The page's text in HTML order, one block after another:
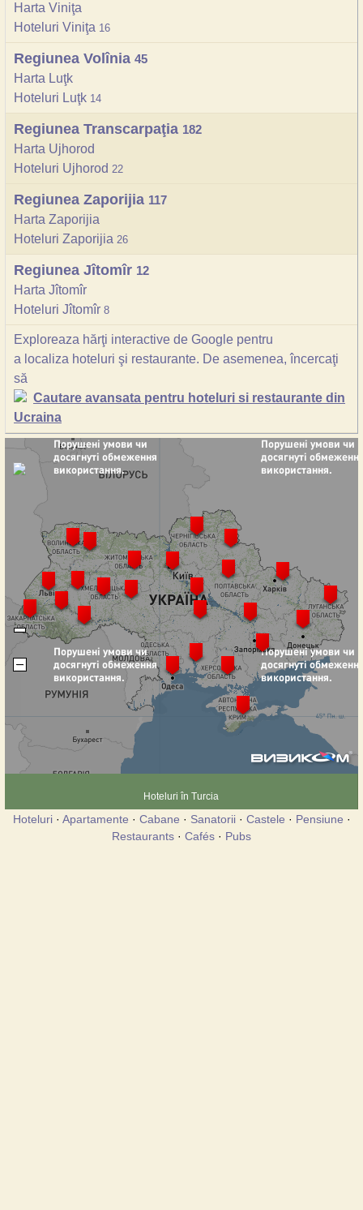
Harta Viniţa
Hoteluri Viniţa 16
Regiunea Volînia 45
Harta Luţk
Hoteluri Luţk 14
Regiunea Transcarpaţia 182
Harta Ujhorod
Hoteluri Ujhorod 22
Regiunea Zaporijia 117
Harta Zaporijia
Hoteluri Zaporijia 26
Regiunea Jîtomîr 12
Harta Jîtomîr
Hoteluri Jîtomîr 8
Exploreaza hărţi interactive de Google pentru
a localiza hoteluri şi restaurante. De asemenea, încercaţi
să
Cautare avansata pentru hoteluri si restaurante din
Ucraina
Hoteluri în Turcia
Hoteluri· Apartamente · Cabane · Sanatorii· Castele · Pensiune ·
Restaurants · Cafés · Pubs